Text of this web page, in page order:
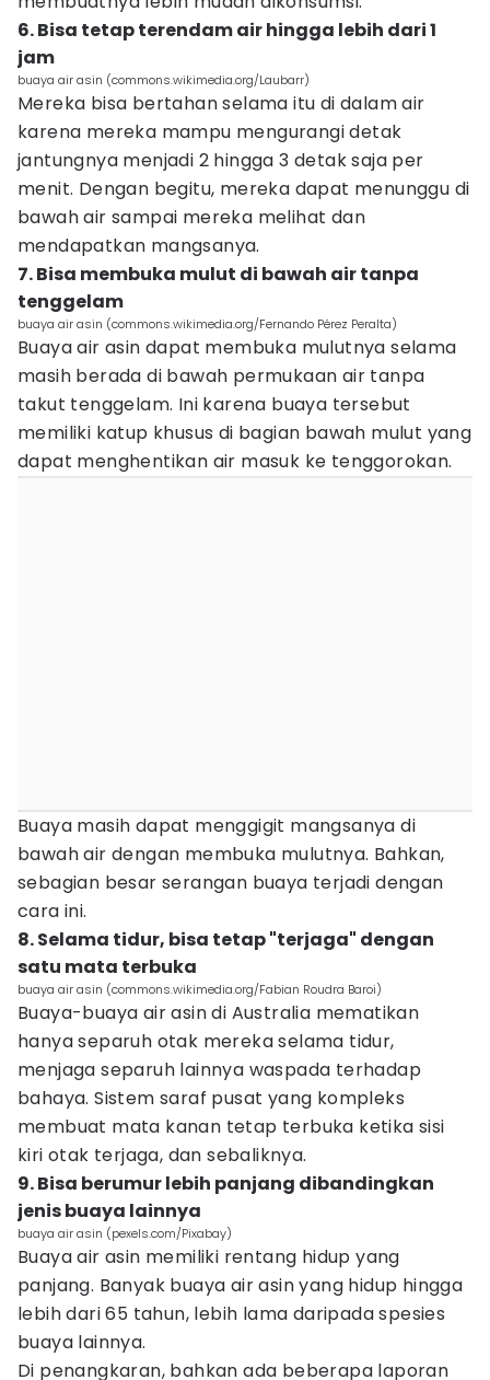
6. Bisa tetap terendam air hingga lebih dari 1
jam
buaya air asin (commons.wikimedia.org/Laubarr)
Mereka bisa bertahan selama itu di dalam air
karena mereka mampu mengurangi detak
jantungnya menjadi 2 hingga 3 detak saja per
menit. Dengan begitu, mereka dapat menunggu di
bawah air sampai mereka melihat dan
mendapatkan mangsanya.
7. Bisa membuka mulut di bawah air tanpa
tenggelam
buaya air asin (commons.wikimedia.org/Fernando Pérez Peralta)
Buaya air asin dapat membuka mulutnya selama
masih berada di bawah permukaan air tanpa
takut tenggelam. Ini karena buaya tersebut
memiliki katup khusus di bagian bawah mulut yang
dapat menghentikan air masuk ke tenggorokan.
Buaya masih dapat menggigit mangsanya di
bawah air dengan membuka mulutnya. Bahkan,
sebagian besar serangan buaya terjadi dengan
cara ini.
8. Selama tidur, bisa tetap "terjaga" dengan
satu mata terbuka
buaya air asin (commons.wikimedia.org/Fabian Roudra Baroi)
Buaya-buaya air asin di Australia mematikan
hanya separuh otak mereka selama tidur,
menjaga separuh lainnya waspada terhadap
bahaya. Sistem saraf pusat yang kompleks
membuat mata kanan tetap terbuka ketika sisi
kiri otak terjaga, dan sebaliknya.
9. Bisa berumur lebih panjang dibandingkan
jenis buaya lainnya
buaya air asin (pexels.com/Pixabay)
Buaya air asin memiliki rentang hidup yang
panjang. Banyak buaya air asin yang hidup hingga
lebih dari 65 tahun, lebih lama daripada spesies
buaya lainnya.
Di penangkaran, bahkan ada beberapa laporan